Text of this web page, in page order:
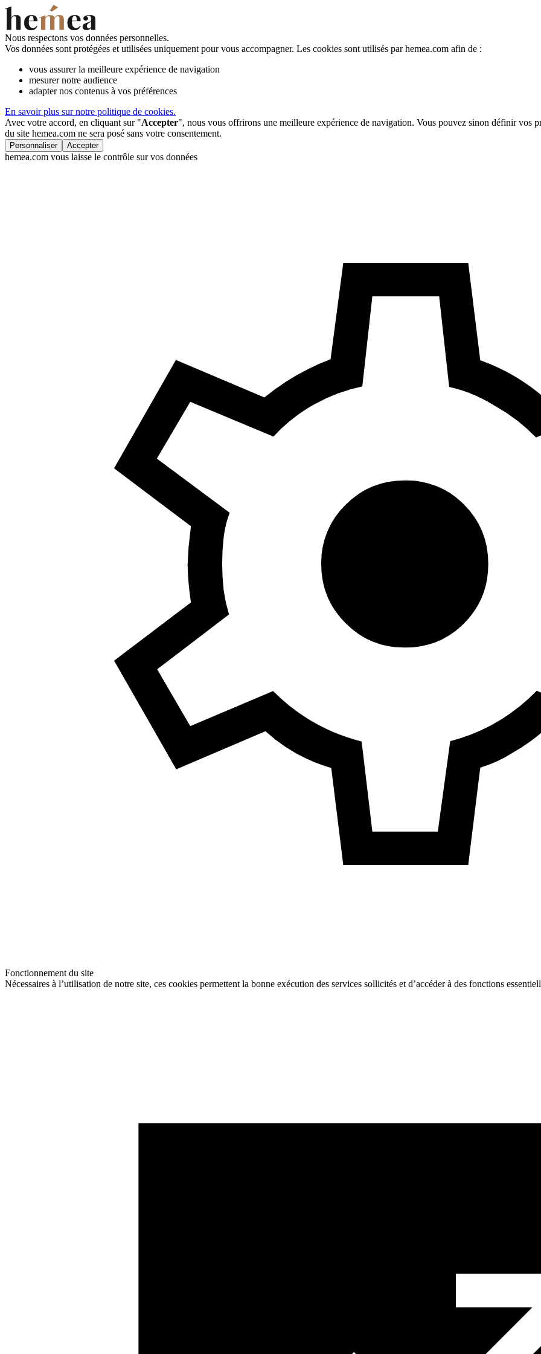
Nous respectons vos données personnelles.
Vos données sont protégées et utilisées uniquement pour vous accompagner. Les cookies sont utilisés par hemea.com afin de :
vous assurer la meilleure expérience de navigation
mesurer notre audience
adapter nos contenus à vos préférences
En savoir plus sur notre politique de cookies.
Avec votre accord, en cliquant sur "Accepter", nous vous offrirons une meilleure expérience de navigation. Vous pouvez sinon définir vos
du site hemea.com ne sera posé sans votre consentement.
Personnaliser Accepter
hemea.com vous laisse le contrôle sur vos données
Fonctionnement du site
Nécessaires à l’utilisation de notre site, ces cookies permettent la bonne exécution des services sollicités et d’accéder à des fonctions